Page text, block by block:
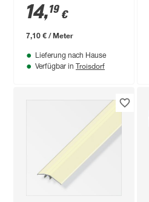
14,19 €
7,10 € / Meter
Lieferung nach Hause
Verfügbar in Troisdorf